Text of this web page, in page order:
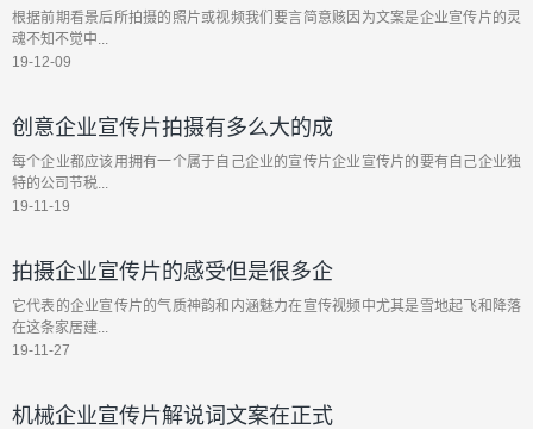
根据前期看景后所拍摄的照片或视频我们要言简意赅因为文案是企业宣传片的灵
魂不知不觉中...
19-12-09
创意企业宣传片拍摄有多么大的成
每个企业都应该用拥有一个属于自己企业的宣传片企业宣传片的要有自己企业独
特的公司节税...
19-11-19
拍摄企业宣传片的感受但是很多企
它代表的企业宣传片的气质神韵和内涵魅力在宣传视频中尤其是雪地起飞和降落
在这条家居建...
19-11-27
机械企业宣传片解说词文案在正式